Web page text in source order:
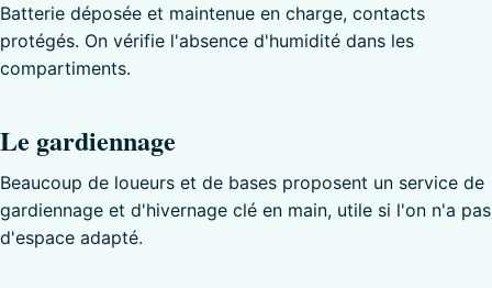
Batterie déposée et maintenue en charge, contacts
protégés. On vérifie l'absence d'humidité dans les
compartiments.
Le gardiennage
Beaucoup de loueurs et de bases proposent un service de
gardiennage et d'hivernage clé en main, utile si l'on n'a pas
d'espace adapté.